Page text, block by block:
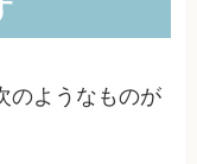
のようなものが